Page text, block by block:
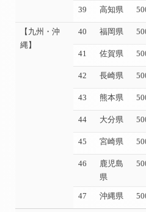
39 高知県
【九州・沖
縄】
40 福岡県
41 佐賀県
42 長崎県
43 熊本県
44 大分県
45 宮崎県
46
鹿児島
県
47 沖縄県